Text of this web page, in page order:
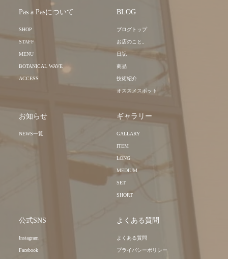
Pas a Pasについて
SHOP
STAFF
MENU
BOTANICAL WAVE
ACCESS
BLOG
ブログトップ
お店のこと。
日記
商品
技術紹介
オススメスポット
お知らせ
NEWS一覧
ギャラリー
GALLARY
ITEM
LONG
MEDIUM
SET
SHORT
公式SNS
Instagram
Facebook
よくある質問
よくある質問
プライバシーポリシー